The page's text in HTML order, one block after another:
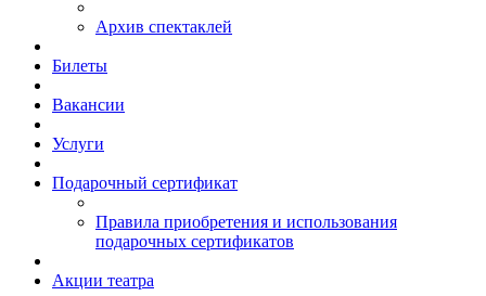
Архив спектаклей
Билеты
Вакансии
Услуги
Подарочный сертификат
Правила приобретения и использования
подарочных сертификатов
Акции театра